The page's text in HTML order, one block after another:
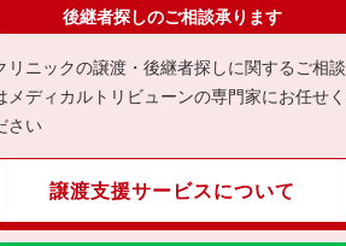
後継者探しのご相談承ります
リニックの譲渡・後継者探しに関するご相談
メディカルトリビューンの専門家にお任せく
さい
譲渡支援サービスについて